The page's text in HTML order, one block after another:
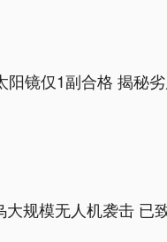
阳镜仅1副合格 揭秘
规模无人机袭击 已